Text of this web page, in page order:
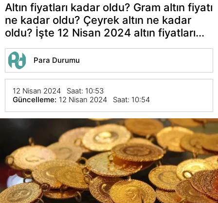
Altın fiyatları kadar oldu? Gram altın fiyatı
ne kadar oldu? Çeyrek altın ne kadar
oldu? İşte 12 Nisan 2024 altın fiyatları...
Para Durumu
12 Nisan 2024 Saat: 10:53
Güncelleme: 12 Nisan 2024 Saat: 10:54